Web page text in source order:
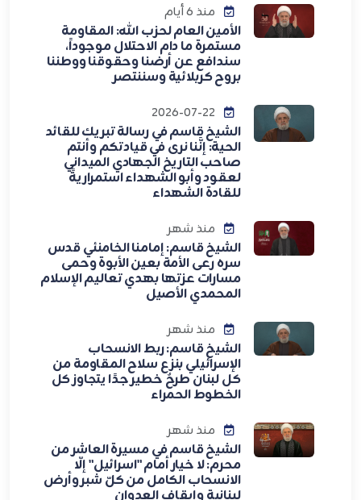
منذ 6 أيام
الأمين العام لحزب الله: المقاومة
مستمرة ما دام الاحتلال موجوداً،
سندافع عن أرضنا وحقوقنا ووطننا
بروح كربلائية وسننتصر
الشيخ قاسم في رسالة تبريك للقائد
الحية: إنَّنا نرى في قيادتكم وأنتم
صاحب التاريخ الجهادي الميداني
لعقود وأبو الشهداء استمراريةً
للقادة الشهداء
منذ شهر
الشيخ قاسم: إمامنا الخامنئي قدس
سره رعى الأمة بعين الأبوة وحمى
مسارات عزتها بهدي تعاليم الإسلام
المحمدي الأصيل
منذ شهر
الشيخ قاسم: ربط الانسحاب
الإسرائيلي بنزع سلاح المقاومة من
كل لبنان طرحٌ خطير جدًا يتجاوز كل
الخطوط الحمراء
منذ شهر
الشيخ قاسم في مسيرة العاشر من
محرم: لا خيار أمام "اسرائيل" إلّا
الانسحاب الكامل من كلّ شبر وأرض